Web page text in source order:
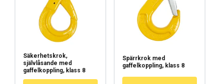
Säkerhetskrok,
självlåsande med
gaffelkoppling, klass 8
Spärrkrok med
gaffelkoppling, klass 8
FINNISH
ENGLISH TRANSLATION